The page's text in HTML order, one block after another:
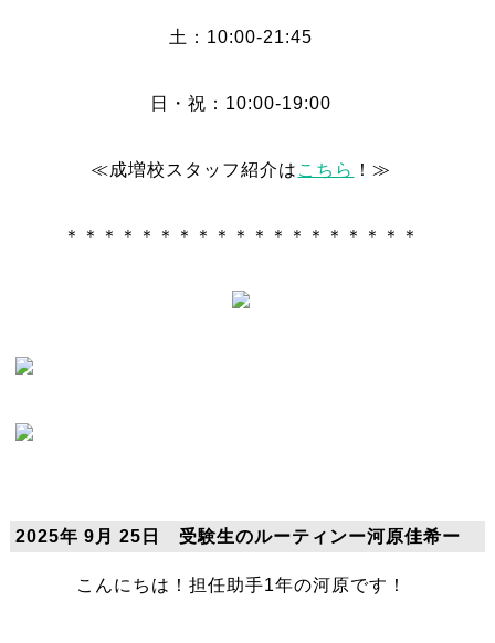
土：10:00-21:45
日・祝：10:00-19:00
≪成増校スタッフ紹介は こちら ！≫
＊＊＊＊＊＊＊＊＊＊＊＊＊＊＊＊＊＊＊
2025年 9月 25日 受験生のルーティンー河原佳希ー
こんにちは！担任助手1年の河原です！